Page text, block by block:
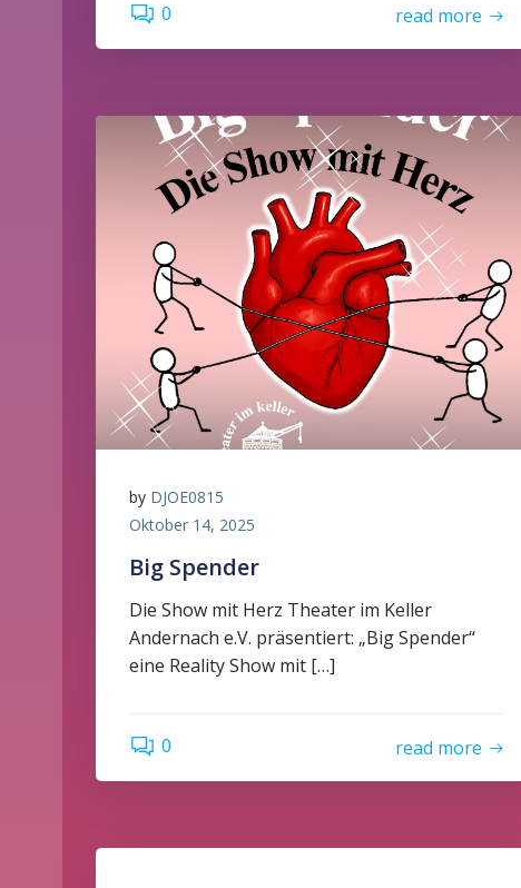
0 read more
by DJOE0815
Oktober 14, 2025
Big Spender
Die Show mit Herz Theater im Keller
Andernach e.V. präsentiert: „Big Spender“
eine Reality Show mit […]
0 read more